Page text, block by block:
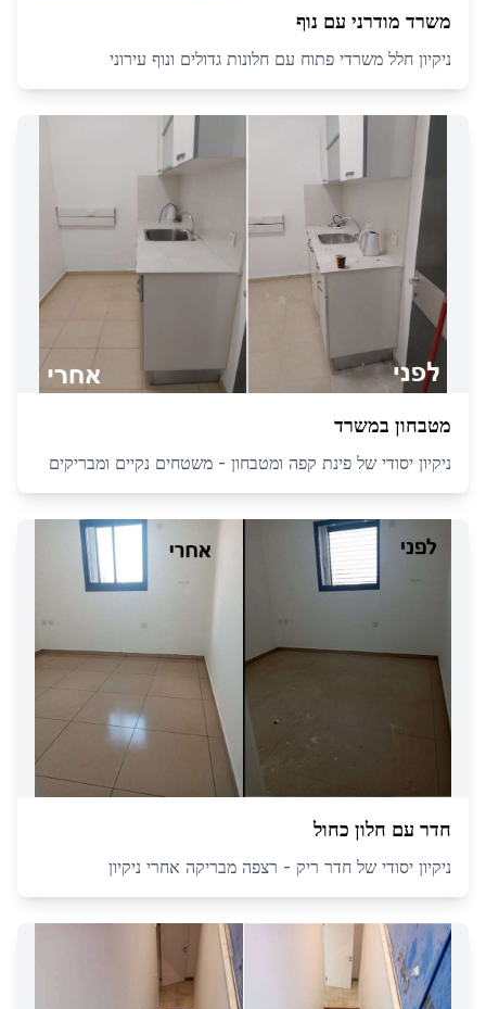
משרד מודרני עם נוף
ניקיון חלל משרדי פתוח עם חלונות גדולים ונוף עירוני
מטבחון במשרד
ניקיון יסודי של פינת קפה ומטבחון - משטחים נקיים ומבריקים
חדר עם חלון כחול
ניקיון יסודי של חדר ריק - רצפה מבריקה אחרי ניקיון